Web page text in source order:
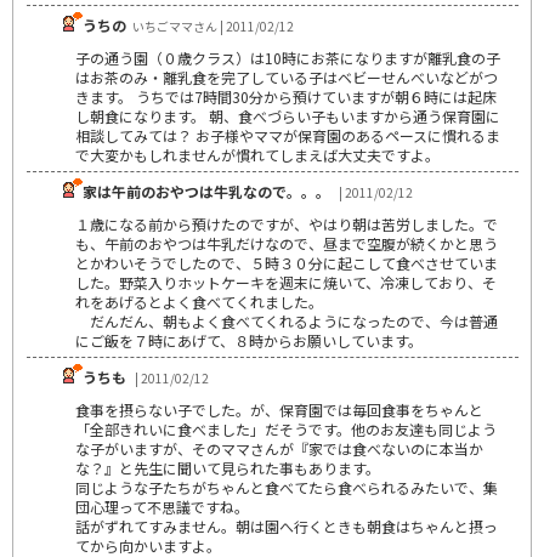
うちの いちごママさん | 2011/02/12
子の通う園（０歳クラス）は10時にお茶になりますが離乳食の子
はお茶のみ・離乳食を完了している子はベビーせんべいなどがつ
きます。 うちでは7時間30分から預けていますが朝６時には起床
し朝食になります。 朝、食べづらい子もいますから通う保育園に
相談してみては？ お子様やママが保育園のあるペースに慣れるま
で大変かもしれませんが慣れてしまえば大丈夫ですよ。
家は午前のおやつは牛乳なので。。。
| 2011/02/12
１歳になる前から預けたのですが、やはり朝は苦労しました。で
も、午前のおやつは牛乳だけなので、昼まで空腹が続くかと思う
とかわいそうでしたので、５時３０分に起こして食べさせていま
した。野菜入りホットケーキを週末に焼いて、冷凍しており、そ
れをあげるとよく食べてくれました。
だんだん、朝もよく食べてくれるようになったので、今は普通
にご飯を７時にあげて、８時からお願いしています。
うちも | 2011/02/12
食事を摂らない子でした。が、保育園では毎回食事をちゃんと
「全部きれいに食べました」だそうです。他のお友達も同じよう
な子がいますが、そのママさんが『家では食べないのに本当か
な？』と先生に聞いて見られた事もあります。
同じような子たちがちゃんと食べてたら食べられるみたいで、集
団心理って不思議ですね。
話がずれてすみません。朝は園へ行くときも朝食はちゃんと摂っ
てから向かいますよ。